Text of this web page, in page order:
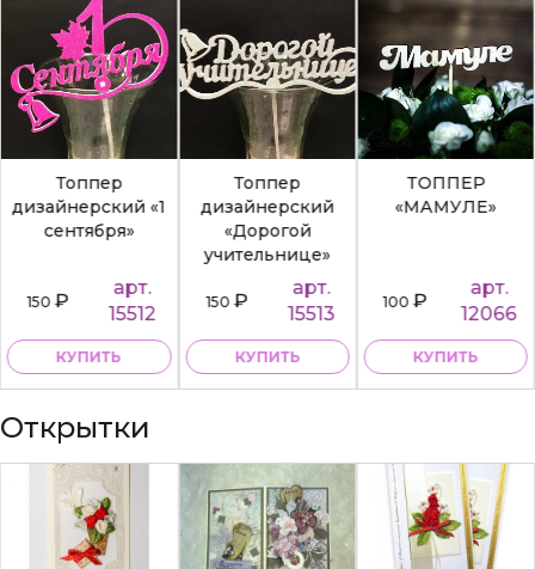
Топпер
дизайнерский «1
сентября»
150₽
арт.
15512
КУПИТЬ
Топпер
дизайнерский
«Дорогой
учительнице»
150₽
арт.
15513
КУПИТЬ
ТОППЕР
«МАМУЛЕ»
100₽
арт.
12066
КУПИТЬ
Открытки